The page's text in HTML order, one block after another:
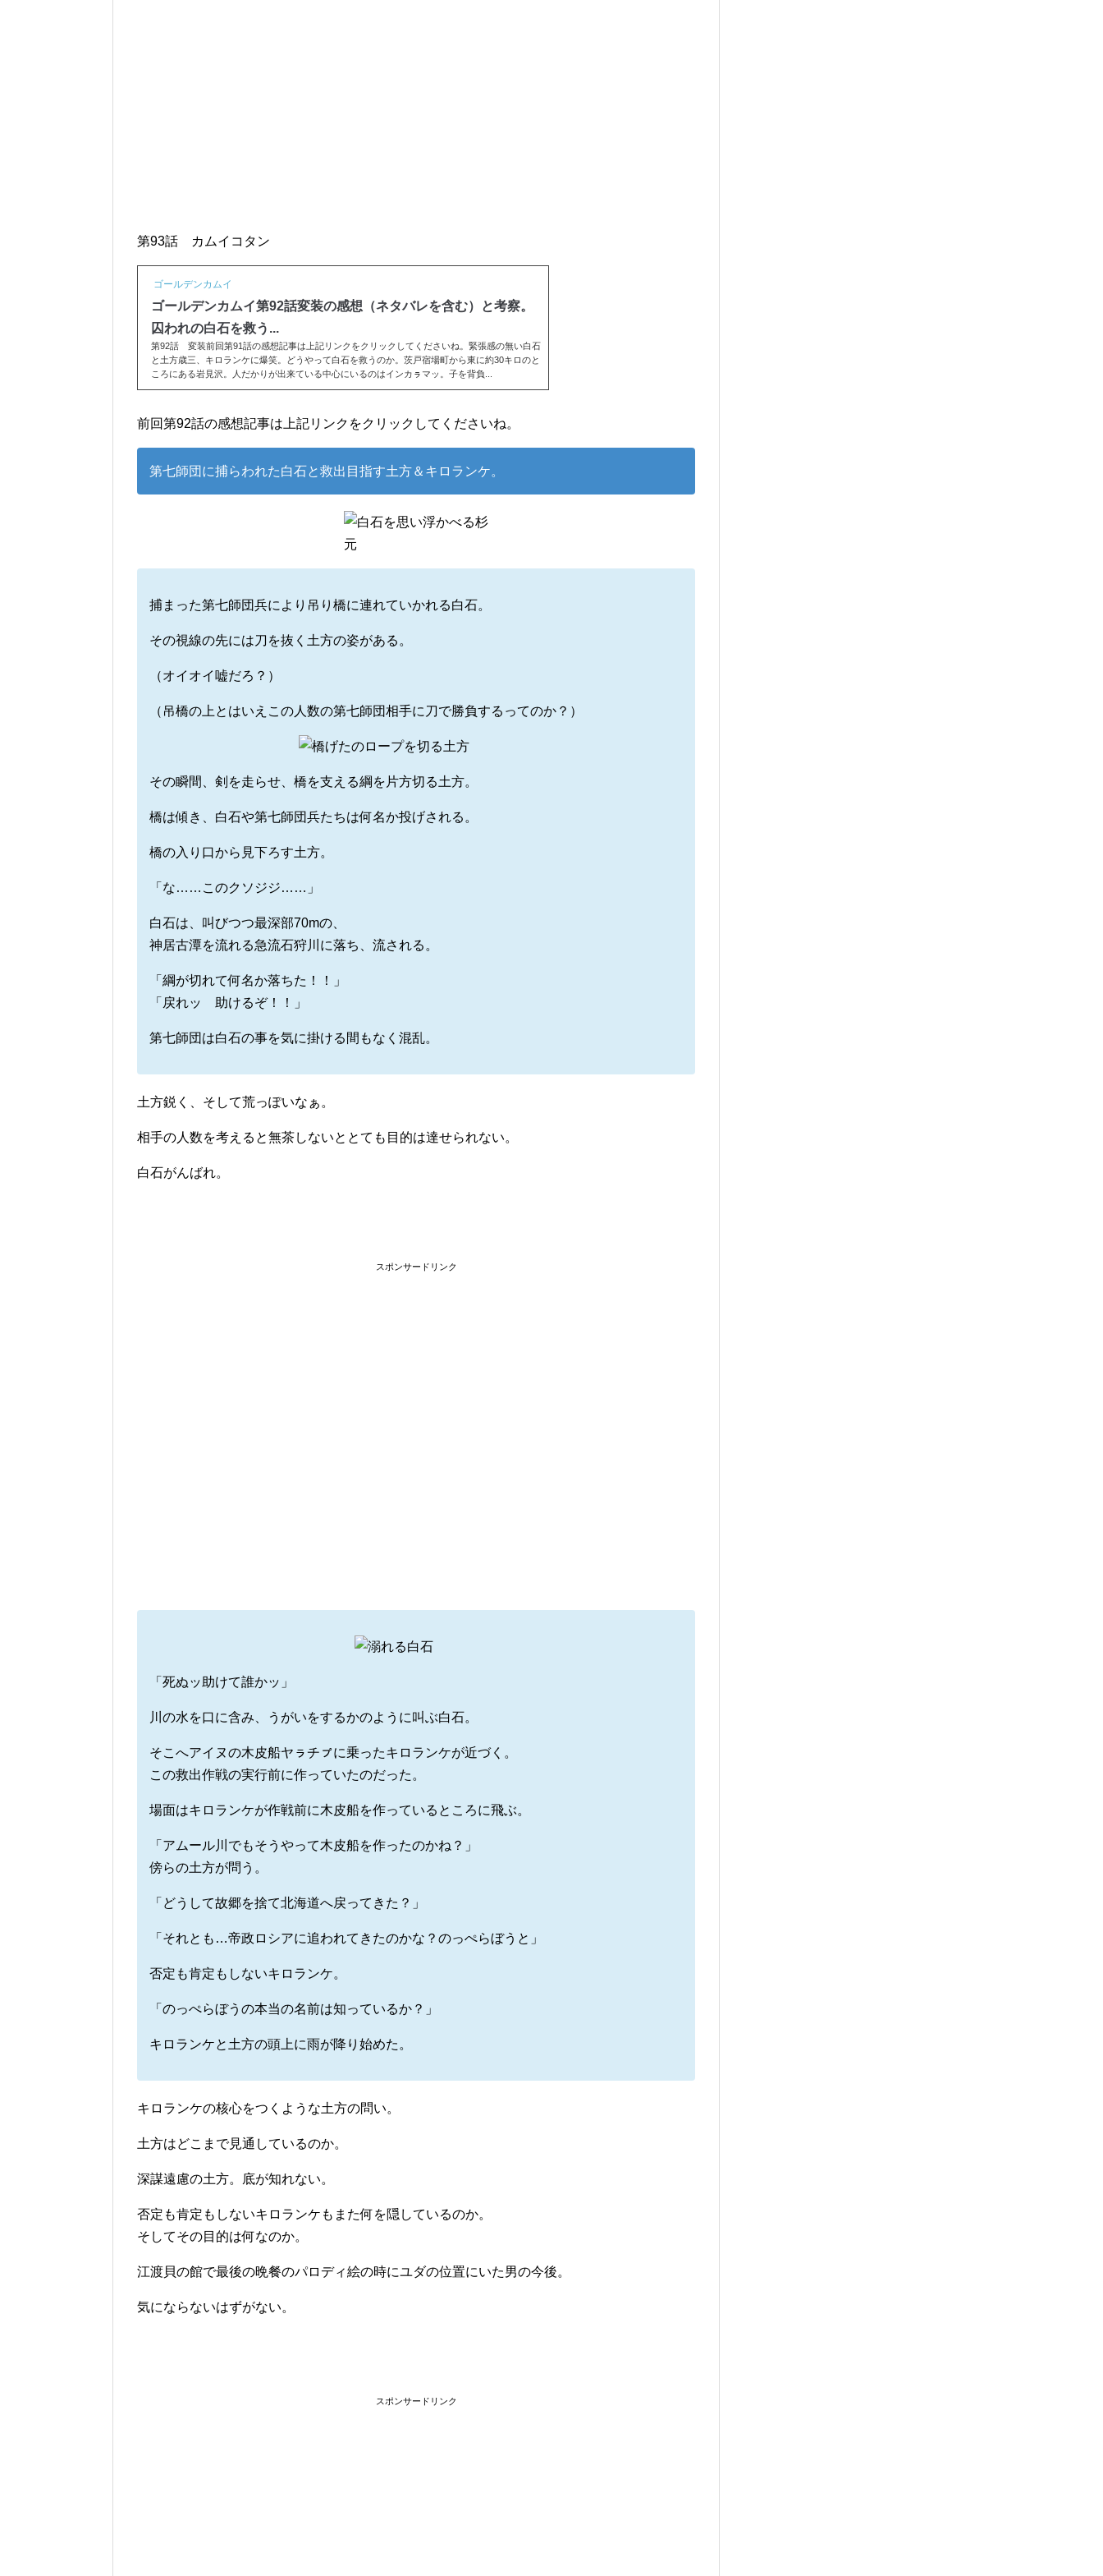
第93話 カムイコタン
ゴールデンカムイ
ゴールデンカムイ第92話変装の感想（ネタバレを含む）と考察。
囚われの白石を救う...
第92話 変装前回第91話の感想記事は上記リンクをクリックしてくださいね。緊張感の無い白石
と土方歳三、キロランケに爆笑。どうやって白石を救うのか。茨戸宿場町から東に約30キロのと
ころにある岩見沢。人だかりが出来ている中心にいるのはインカㇻマッ。子を背負...
前回第92話の感想記事は上記リンクをクリックしてくださいね。
第七師団に捕らわれた白石と救出目指す土方＆キロランケ。
捕まった第七師団兵により吊り橋に連れていかれる白石。
その視線の先には刀を抜く土方の姿がある。
（オイオイ嘘だろ？）
（吊橋の上とはいえこの人数の第七師団相手に刀で勝負するってのか？）
その瞬間、剣を走らせ、橋を支える綱を片方切る土方。
橋は傾き、白石や第七師団兵たちは何名か投げされる。
橋の入り口から見下ろす土方。
「な……このクソジジ……」
白石は、叫びつつ最深部70mの、
神居古潭を流れる急流石狩川に落ち、流される。
「綱が切れて何名か落ちた！！」
「戻れッ 助けるぞ！！」
第七師団は白石の事を気に掛ける間もなく混乱。
土方鋭く、そして荒っぽいなぁ。
相手の人数を考えると無茶しないととても目的は達せられない。
白石がんばれ。
スポンサードリンク
「死ぬッ助けて誰かッ」
川の水を口に含み、うがいをするかのように叫ぶ白石。
そこへアイヌの木皮船ヤㇻチㇷ゚に乗ったキロランケが近づく。
この救出作戦の実行前に作っていたのだった。
場面はキロランケが作戦前に木皮船を作っているところに飛ぶ。
「アムール川でもそうやって木皮船を作ったのかね？」
傍らの土方が問う。
「どうして故郷を捨て北海道へ戻ってきた？」
「それとも…帝政ロシアに追われてきたのかな？のっぺらぼうと」
否定も肯定もしないキロランケ。
「のっぺらぼうの本当の名前は知っているか？」
キロランケと土方の頭上に雨が降り始めた。
キロランケの核心をつくような土方の問い。
土方はどこまで見通しているのか。
深謀遠慮の土方。底が知れない。
否定も肯定もしないキロランケもまた何を隠しているのか。
そしてその目的は何なのか。
江渡貝の館で最後の晩餐のパロディ絵の時にユダの位置にいた男の今後。
気にならないはずがない。
スポンサードリンク